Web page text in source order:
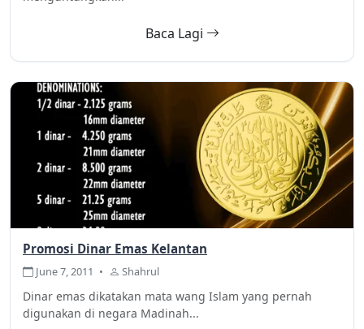
Baca Lagi
Promosi Dinar Emas Kelantan
June 7, 2011 • Shahrul
Dinar emas dikatakan mata wang Islam yang pernah
digunakan di negara Madinah...